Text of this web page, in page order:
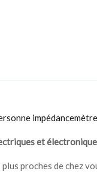
et
proches de chez